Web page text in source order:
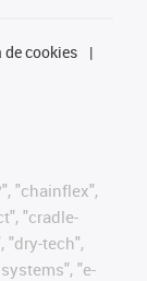
cookies
"chainflex",
"cradle-
"dry-tech",
"e-